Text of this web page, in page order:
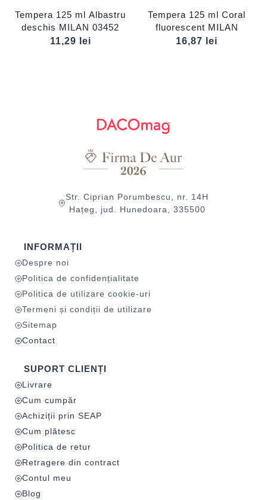
Tempera 125 ml Albastru
deschis MILAN 03452
11,29
lei
Tempera 125 ml Coral
fluorescent MILAN
16,87
lei
Str. Ciprian Porumbescu, nr. 14H
Hațeg, jud. Hunedoara, 335500
INFORMAȚII
Despre noi
Politica de confidențialitate
Politica de utilizare cookie-uri
Termeni și condiții de utilizare
Sitemap
Contact
SUPORT CLIENȚI
Livrare
Cum cumpăr
Achiziții prin SEAP
Cum plătesc
Politica de retur
Retragere din contract
Contul meu
Blog